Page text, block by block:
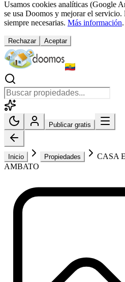
Usamos cookies analíticas (Google
se usa Doomos y mejorar el servicio.
siempre necesarias. Más información.
Rechazar Aceptar
Publicar gratis
Inicio Propiedades
CASA
AMBATO